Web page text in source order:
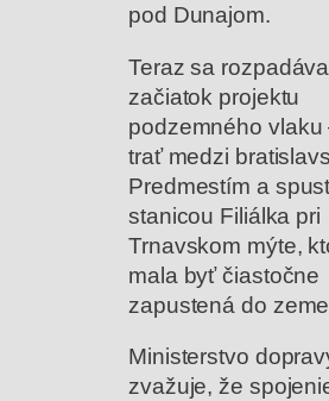
pod Dunajom.
Teraz sa
začiatok projektu
podzemného vlaku
trať medzi
Predmestím a
stanicou Filiálka pri
Trnavskom mýte,
mala byť čiastočne
zapustená do
Ministerstvo
zvažuje, že